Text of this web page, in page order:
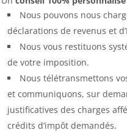
Nous pouvons nous
déclarations de revenus et
Nous vous restituons
de votre imposition.
Nous télétransmettons
et communiquons, sur
justificatives des charges
crédits d’impôt demandés.